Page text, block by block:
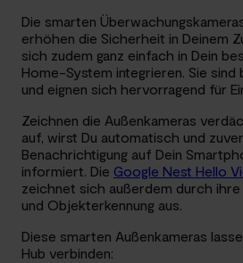
Die smarten
erhöhen die Sicherheit in Deinem
sich zudem ganz einfach in Dein
Home-System integrieren. Sie
und eignen sich hervorragend für
Zeichnen die Außenkameras
auf, wirst Du automatisch und
Benachrichtigung auf Dein
informiert. Die Google Nest Hello
zeichnet sich außerdem durch
und Objekterkennung aus.
Diese smarten Außenkameras
Hub verbinden: